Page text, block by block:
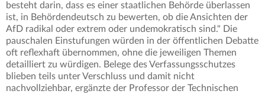
besteht darin, dass es einer staatlichen Behörde überlassen
ist, in Behördendeutsch zu bewerten, ob die Ansichten der
AfD radikal oder extrem oder undemokratisch sind." Die
pauschalen Einstufungen würden in der öffentlichen Debatte
oft reflexhaft übernommen, ohne die jeweiligen Themen
detailliert zu würdigen. Belege des Verfassungsschutzes
blieben teils unter Verschluss und damit nicht
nachvollziehbar, ergänzte der Professor der Technischen